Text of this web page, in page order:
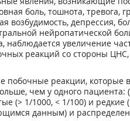
боль, тошнота, тревога,
возбудимость, депрессия,
нейропатической
наблюдается увеличение
реакций со стороны ЦНС,
побочные реакции, которые
чем у одного пациента:
(> 1/1000, < 1/100) и редкие
данным) и